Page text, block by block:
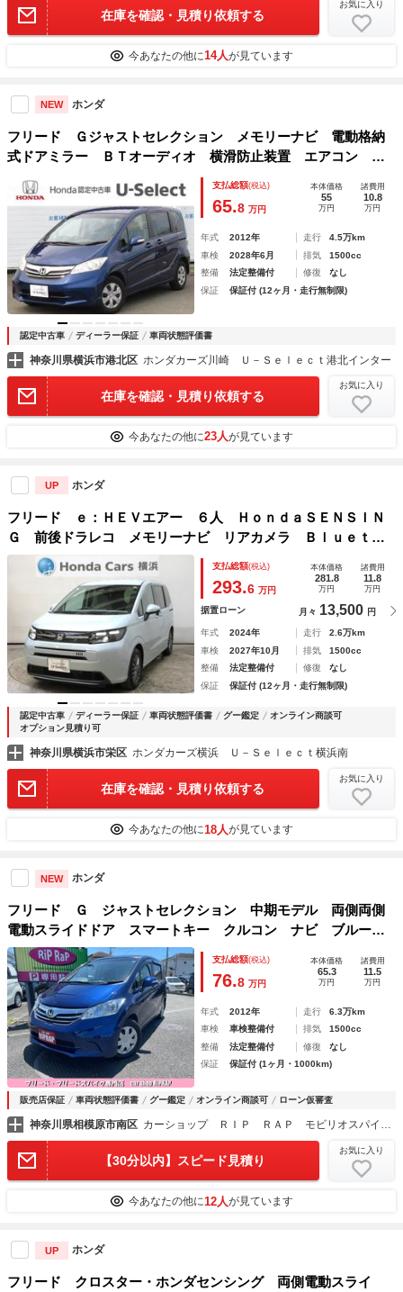
在庫を確認・見積り依頼する
お気に入り
今あなたの他に14人が見ています
NEW ホンダ
フリード Ｇジャストセレクション メモリーナビ 電動格納
式ドアミラー ＢＴオーディオ 横滑防止装置 エアコン ワ
ンオナ キーレスエントリー ナビ＆ＴＶ ３列シート ＡＢ
Ｓ ＤＶＤ再生機能 パワーステアリング リアカメラ 定期
点検記録簿
支払総額(税込)
65.8 万円
本体価格
55
万円
諸費用
10.8
万円
年式 2012年 走行
4.5万km
車検
2028年6月 排気
1500cc
整備
法定整備付 修復
なし
保証
保証付 (12ヶ月・走行無制限)
認定中古車 ディーラー保証 車両状態評価書
神奈川県横浜市港北区 ホンダカーズ川崎 Ｕ－Ｓｅｌｅｃｔ港北インター
在庫を確認・見積り依頼する
お気に入り
今あなたの他に23人が見ています
UP ホンダ
フリード ｅ：ＨＥＶエアー ６人 ＨｏｎｄａＳＥＮＳＩＮ
Ｇ 前後ドラレコ メモリーナビ リアカメラ Ｂｌｕｅｔｏ
ｏｔｈ ＵＳＢ 両側電動スライドドア ＥＴＣ パーキング
センサー アルミホイール ＬＥＤヘッドライト ワンオーナ
支払総額(税込)
293.6 万円
本体価格
281.8
万円
諸費用
11.8
万円
据置ローン 月々 13,500 円
年式 2024年 走行
2.6万km
車検
2027年10月 排気
1500cc
整備
法定整備付 修復
なし
保証
保証付 (12ヶ月・走行無制限)
認定中古車 ディーラー保証 車両状態評価書 グー鑑定
オンライン商談可
オプション見積り可
神奈川県横浜市栄区 ホンダカーズ横浜 Ｕ－Ｓｅｌｅｃｔ横浜南
在庫を確認・見積り依頼する
お気に入り
今あなたの他に18人が見ています
NEW ホンダ
フリード Ｇ ジャストセレクション 中期モデル 両側両側
電動スライドドア スマートキー クルコン ナビ ブルート
ゥースオーディオ バックカメラ ＨＩＤライト ２列目キャ
プテンシート ３列シート７人乗り
支払総額(税込)
76.8 万円
本体価格
65.3
万円
諸費用
11.5
万円
年式 2012年 走行
6.3万km
車検
車検整備付 排気
1500cc
整備
法定整備付 修復
なし
保証
保証付 (1ヶ月・1000km)
販売店保証 車両状態評価書 グー鑑定 オンライン商談可 ローン仮審査
神奈川県相模原市南区 カーショップ ＲＩＰ ＲＡＰ モビリオスパイク／フリード専門店
【30分以内】スピード見積り
お気に入り
今あなたの他に12人が見ています
UP ホンダ
フリード クロスター・ホンダセンシング 両側電動スライ